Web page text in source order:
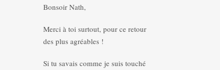
Bonsoir Nath,
Merci à toi surtout, pour ce retour
des plus agréables !
Si tu savais comme je suis touché